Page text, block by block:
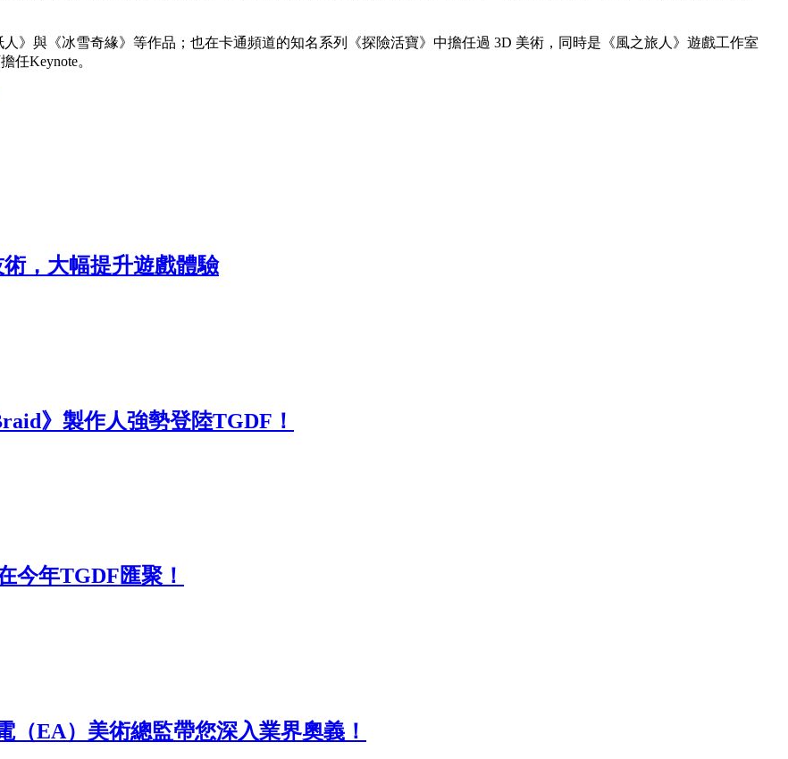
》與《冰雪奇緣》等作品；也在卡通頻道的知名系列《探險活寶》中擔任過 3D 美術，同時是《風之旅人》遊戲工作室
任Keynote。
，大幅提升遊戲體驗
》製作人強勢登陸TGDF！
今年TGDF匯聚！
EA）美術總監帶您深入業界奧義！